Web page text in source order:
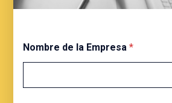
Nombre de la Empresa*